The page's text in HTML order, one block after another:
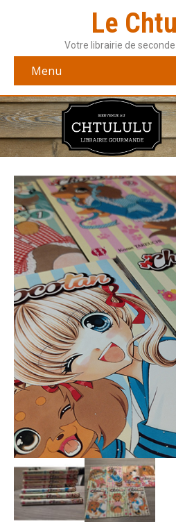
Le
Votre librairie de
Menu